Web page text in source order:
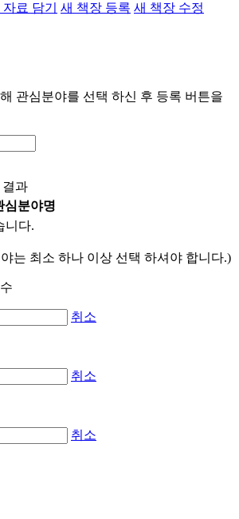
료 담기 새 책장 등록 새 책장 수정
관심분야를 선택 하신 후 등록 버튼을
과
심분야명
니다.
는 최소 하나 이상 선택 하셔야 합니다.)
취소
취소
취소